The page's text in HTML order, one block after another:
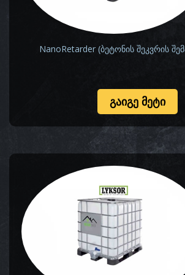
NanoRetarder (ბეტონის შეკვრის
ᲒᲐᲘᲒᲔ ᲛᲔᲢᲘ